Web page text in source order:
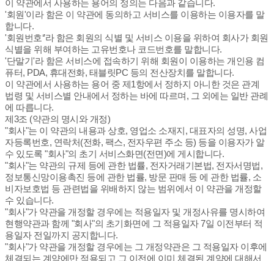
이 약관에서 사용하는 용어의 정의는 다음과 같습니다.
'회원'이라 함은 이 약관에 동의하고 서비스를 이용하는 이용자를 말
합니다.
'회원번호‘’라 함은 회원의 식별 및 서비스 이용을 위하여 회사가 회원
식별을 위해 부여하는 고유번호나 코드번호를 말합니다.
'단말기'라 함은 서비스에 접속하기 위해 회원이 이용하는 개인용 컴
퓨터, PDA, 휴대전화, 태블릿PC 등의 전산장치를 말합니다.
이 약관에서 사용하는 용어 중 제1항에서 정하지 아니한 것은 관계
법령 및 서비스별 안내에서 정하는 바에 따르며, 그 외에는 일반 관례
에 따릅니다.
제3조 (약관의 명시와 개정)
"회사"는 이 약관의 내용과 상호, 영업소 소재지, 대표자의 성명, 사업
자등록번호, 연락처(전화, 팩스, 전자우편 주소 등) 등을 이용자가 알
수 있도록 "회사"의 초기 서비스화면(전면)에 게시합니다.
"회사"는 약관의 규제 등에 관한 법률, 전자거래기본법, 전자서명법,
정보통신망이용촉진 등에 관한 법률, 방문 판매 등 에 관한 법률, 소
비자보호법 등 관련법을 위배하지 않는 범위에서 이 약관을 개정할
수 있습니다.
"회사"가 약관을 개정할 경우에는 적용일자 및 개정사유를 명시하여
현행약관과 함께 "회사"의 초기화면에 그 적용일자 7일 이전부터 적
용일자 전일까지 공지합니다.
"회사"가 약관을 개정할 경우에는 그 개정약관은 그 적용일자 이후에
체결되는 계약에만 적용되고 그 이전에 이미 체결된 계약에 대해서